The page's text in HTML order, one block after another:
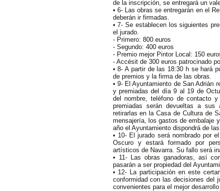
de la inscripción, se entregará un
• 6- Las obras se entregarán en el
deberán ir firmadas.
• 7- Se establecen los siguientes
el jurado.
- Primero: 800 euros
- Segundo: 400 euros
- Premio mejor Pintor Local: 150
- Accésit de 300 euros patrocinado
• 8- A partir de las 18:30 h se hará
de premios y la firma de las obras.
• 9- El Ayuntamiento de San Adrián
y premiadas del día 9 al 19 de
del nombre, teléfono de contacto
premiadas serán devueltas a
retirarlas en la Casa de Cultura de
mensajería, los gastos de embalaje
año el Ayuntamiento dispondrá de
• 10- El jurado será nombrado por
Oscuro y estará formado por
artísticos de Navarra. Su fallo será
• 11- Las obras ganadoras, así
pasarán a ser propiedad del
• 12- La participación en este
conformidad con las decisiones del
convenientes para el mejor